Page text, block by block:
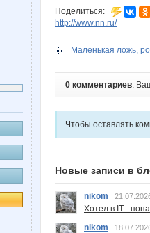
Поделиться:
http://www.nn.ru/
Маленькая ложь,
0 комментариев.
Чтобы оставлять
Новые записи в
nikom
Хотел в IT -
nikom